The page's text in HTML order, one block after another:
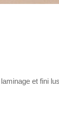
et fini